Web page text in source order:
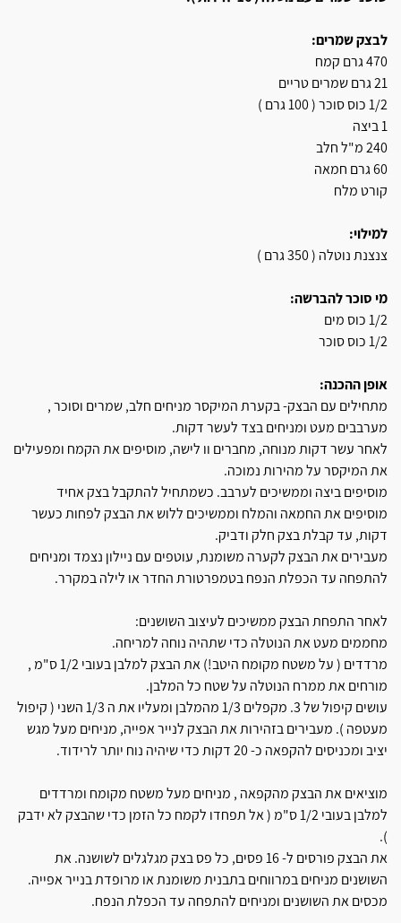
לבצק שמרים:
470 גרם קמח
21 גרם שמרים טריים
1/2 כוס סוכר ( 100 גרם )
1 ביצה
240 מ"ל חלב
60 גרם חמאה
קורט מלח
למילוי:
צנצנת נוטלה ( 350 גרם )
מי סוכר להברשה:
1/2 כוס מים
1/2 כוס סוכר
אופן ההכנה:
מתחילים עם הבצק- בקערת המיקסר מניחים חלב, שמרים וסוכר ,
מערבבים מעט ומניחים בצד לעשר דקות.
לאחר עשר דקות מנוחה, מחברים וו לישה, מוסיפים את הקמח ומפעילים
את המיקסר על מהירות נמוכה.
מוסיפים ביצה וממשיכים לערבב. כשמתחיל להתקבל בצק אחיד
מוסיפים את החמאה והמלח וממשיכים ללוש את הבצק לפחות כעשר
דקות, עד קבלת בצק חלק ודביק.
מעבירים את הבצק לקערה משומנת, עוטפים עם ניילון נצמד ומניחים
להתפחה עד הכפלת הנפח בטמפרטורת החדר או לילה במקרר.
לאחר התפחת הבצק ממשיכים לעיצוב השושנים:
מחממים מעט את הנוטלה כדי שתהיה נוחה למריחה.
מרדדים ( על משטח מקומח היטב!) את הבצק למלבן בעובי 1/2 ס"מ ,
מורחים את ממרח הנוטלה על שטח כל המלבן.
עושים קיפול של 3. מקפלים 1/3 מהמלבן ומעליו את ה 1/3 השני ( קיפול
מעטפה ). מעבירים בזהירות את הבצק לנייר אפייה, מניחים מעל מגש
יציב ומכניסים להקפאה כ- 20 דקות כדי שיהיה נוח יותר לרידוד.
מוציאים את הבצק מהקפאה , מניחים מעל משטח מקומח ומרדדים
למלבן בעובי 1/2 ס"מ ( אל תפחדו לקמח כל הזמן כדי שהבצק לא ידבק
).
את הבצק פורסים ל- 16 פסים, כל פס בצק מגלגלים לשושנה. את
השושנים מניחים במרווחים בתבנית משומנת או מרופדת בנייר אפייה.
מכסים את השושנים ומניחים להתפחה עד הכפלת הנפח.